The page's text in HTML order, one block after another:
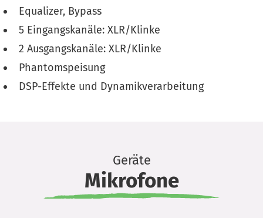
Equalizer, Bypass
5 Eingangskanäle: XLR/Klinke
2 Ausgangskanäle: XLR/Klinke
Phantomspeisung
DSP-Effekte und Dynamikverarbeitung
Geräte
Mikrofone